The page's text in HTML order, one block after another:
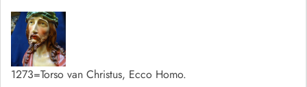
1273=Torso van Christus, Ecco Homo.